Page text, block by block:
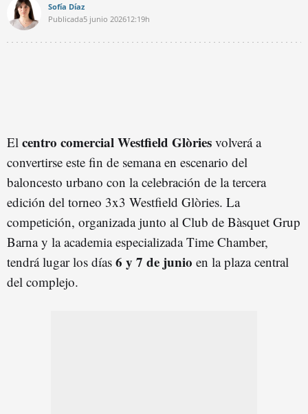
Sofía Díaz
Publicada5 junio 202612:19h
El centro comercial Westfield Glòries volverá a
convertirse este fin de semana en escenario del
baloncesto urbano con la celebración de la tercera
edición del torneo 3x3 Westfield Glòries. La
competición, organizada junto al Club de Bàsquet Grup
Barna y la academia especializada Time Chamber,
tendrá lugar los días 6 y 7 de junio en la plaza central
del complejo.